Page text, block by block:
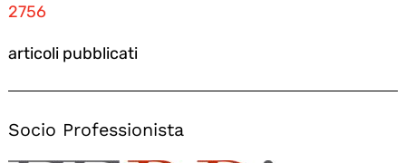
2756
articoli pubblicati
Socio Professionista